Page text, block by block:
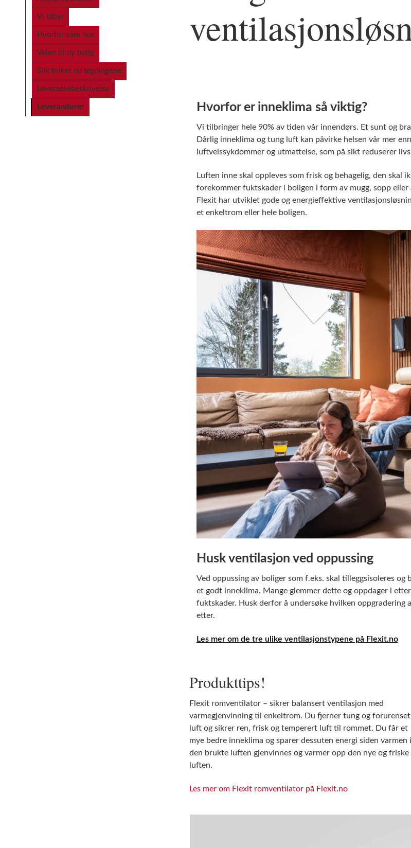
Vi tilbyr
Hvorfor våre hus
Veien til ny bolig
Slik tolker du tegningene
Leveransebeskrivelse
Leverandører Hvorfor er inneklima så viktig?
Vi tilbringer hele 90% av tiden vår innendørs. Et sunt og
Dårlig inneklima og tung luft kan påvirke helsen vår mer
luftveissykdommer og utmattelse, som på sikt reduserer
Luften inne skal oppleves som frisk og behagelig, den skal
forekommer fuktskader i boligen i form av mugg, sopp
Flexit har utviklet gode og energieffektive
et enkeltrom eller hele boligen.
Husk ventilasjon ved oppussing
Ved oppussing av boliger som f.eks. skal tilleggsisoleres
et godt inneklima. Mange glemmer dette og oppdager i
fuktskader. Husk derfor å undersøke hvilken oppgradering
etter.
Les mer om de tre ulike ventilasjonstypene på Flexit.no
Produkttips!
Flexit romventilator – sikrer balansert ventilasjon med
varmegjenvinning til enkeltrom. Du fjerner tung og forurenset
luft og sikrer ren, frisk og temperert luft til rommet. Du får et
mye bedre inneklima og sparer dessuten energi siden varmen i
den brukte luften gjenvinnes og varmer opp den nye og friske
luften.
Les mer om Flexit romventilator på Flexit.no